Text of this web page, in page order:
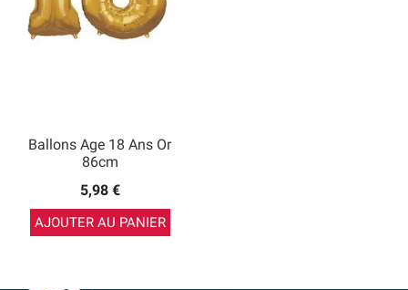
Ballons Age 18 Ans Or
86cm
5,98 €
AJOUTER AU PANIER